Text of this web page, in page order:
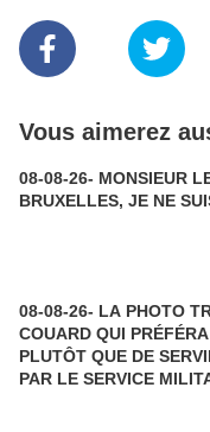
Vous aimerez
08-08-26- MONSIEUR
08-08-26- LA PHOTO TRUQUÉE D'UN
COUARD QUI
PLUTÔT QUE DE
PAR LE SERVICE